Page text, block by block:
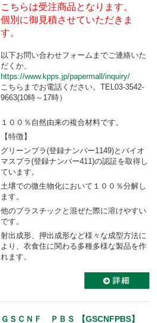
こちらは受注商品となります。
個別に御見積させていただきま
す。
以下お問い合わせフォームまでご連絡いた
だくか、
https://www.kpps.jp/papermall/inquiry/
こちらまでお電話ください。TEL03-3542-
9663(10時～17時）
１００％自然由来の複合材料です。
【特徴】
グリーンプラ(登録ナンバー1149)とバイオ
マスプラ(登録ナンバー411)の認証を取得し
ています。
土壌での微生物化において１００％分解し
ます。
他のプラスチックと混ぜた際に溶けやすい
です。
射出成形、押出成形など様々な成型方法に
より、衣食住に関わる多種多様な製品を作
れます。
ＧＳＣＮＦ ＰＢＳ 【GSCNFPBS】